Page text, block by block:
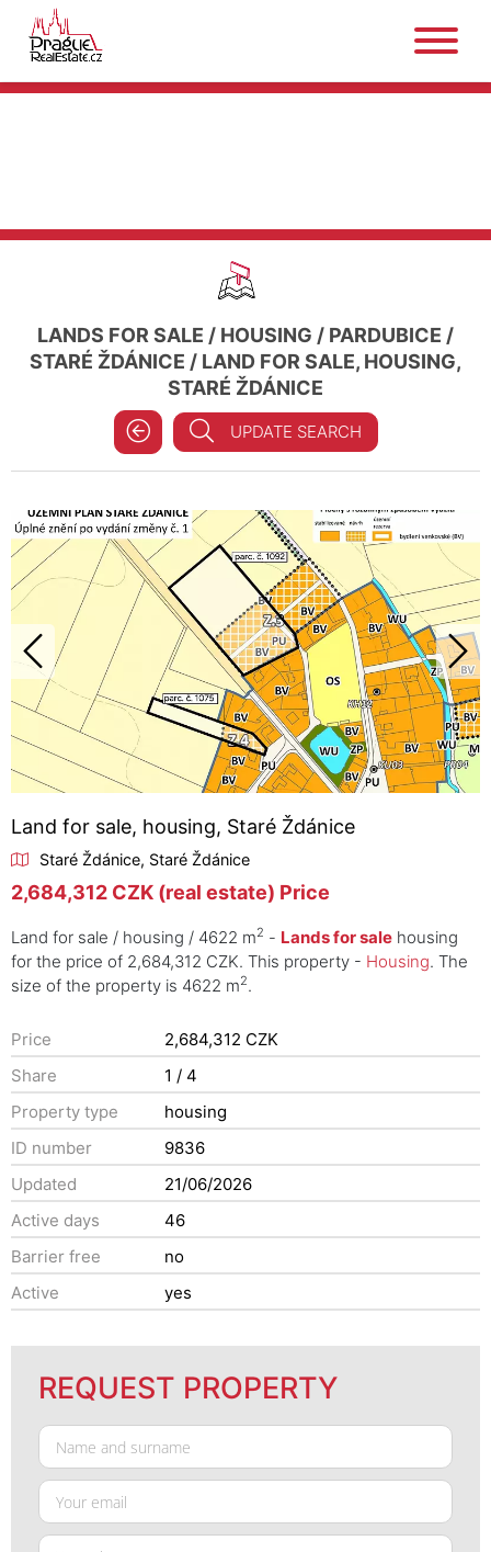
LANDS FOR SALE / HOUSING / PARDUBICE /
STARÉ ŽDÁNICE / LAND FOR SALE, HOUSING,
STARÉ ŽDÁNICE
UPDATE SEARCH
Land for sale, housing, Staré Ždánice
Staré Ždánice, Staré Ždánice
2,684,312 CZK (real estate) Price
Land for sale / housing / 4622 m2 - Lands for sale housing
for the price of 2,684,312 CZK. This property - Housing. The
size of the property is 4622 m2.
Price
2,684,312 CZK
Share
1 / 4
Property type
housing
ID number
9836
Updated
21/06/2026
Active days
46
Barrier free
no
Active
yes
REQUEST PROPERTY